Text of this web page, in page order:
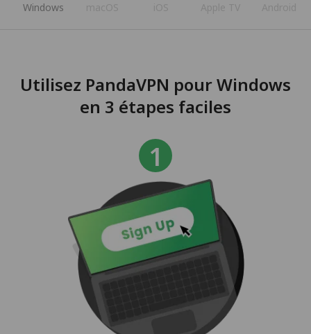
Windows macOS iOS Apple TV Android
Utilisez PandaVPN pour Windows
en 3 étapes faciles